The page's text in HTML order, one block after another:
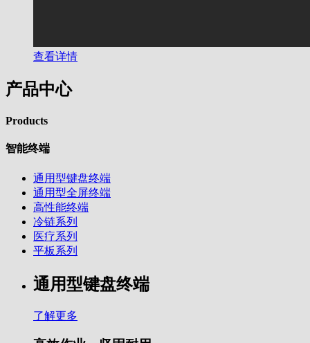
查看详情
产品中心
Products
智能终端
通用型键盘终端
通用型全屏终端
高性能终端
冷链系列
医疗系列
平板系列
通用型键盘终端
了解更多